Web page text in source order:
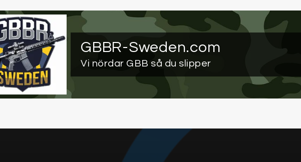
GBBR-Sweden.com
Vi nördar GBB så du slipper